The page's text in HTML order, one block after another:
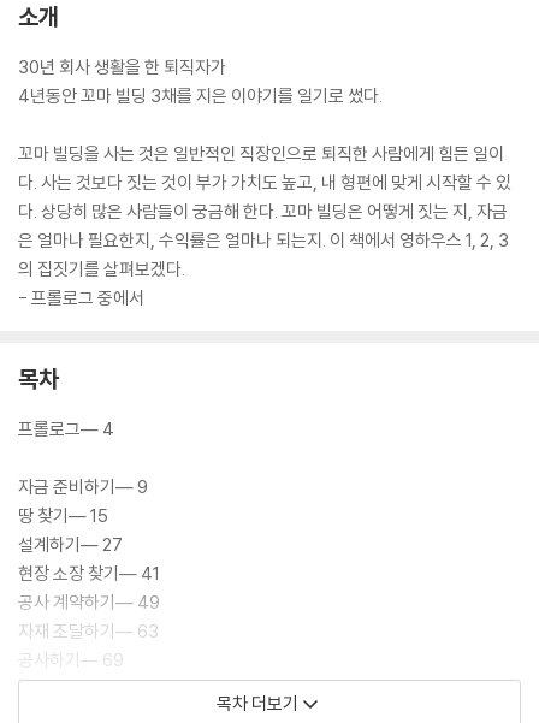
소개
30년 회사 생활을 한 퇴직자가
4년동안 꼬마 빌딩 3채를 지은 이야기를 일기로 썼다.
꼬마 빌딩을 사는 것은 일반적인 직장인으로 퇴직한 사람에게 힘든 일이
다. 사는 것보다 짓는 것이 부가 가치도 높고, 내 형편에 맞게 시작할 수 있
다. 상당히 많은 사람들이 궁금해 한다. 꼬마 빌딩은 어떻게 짓는 지, 자금
은 얼마나 필요한지, 수익률은 얼마나 되는지. 이 책에서 영하우스 1, 2, 3
의 집짓기를 살펴보겠다.
- 프롤로그 중에서
목차
프롤로그― 4
자금 준비하기― 9
땅 찾기― 15
설계하기― 27
현장 소장 찾기― 41
공사 계약하기― 49
자재 조달하기― 63
공사하기― 69
세놓기― 161
목차 더보기